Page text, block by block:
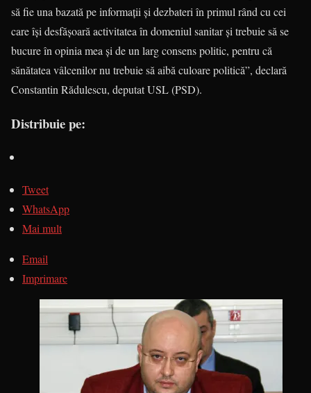
să fie una bazată pe informaţii şi dezbateri în primul rând cu cei
care îşi desfăşoară activitatea în domeniul sanitar şi trebuie să se
bucure în opinia mea şi de un larg consens politic, pentru că
sănătatea vâlcenilor nu trebuie să aibă culoare politică”, declară
Constantin Rădulescu, deputat USL (PSD).
Distribuie pe:
Tweet
WhatsApp
Mai mult
Email
Imprimare